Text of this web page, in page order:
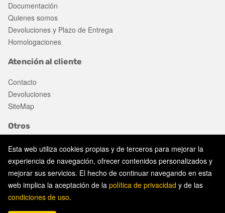
Documentación
Quienes somos
Devoluciones y Plazo de Entrega
Homologaciones
Atención al cliente
Contacto
Devoluciones
SiteMap
Otros
Ofertas
Aviso legal
Política de privacidad
Esta web utiliza cookies propias y de terceros para mejorar la
experiencia de navegación, ofrecer contenidos personalizados y
mejorar sus servicios. El hecho de continuar navegando en esta
web implica la aceptación de la política de privacidad y de las
condiciones de uso.